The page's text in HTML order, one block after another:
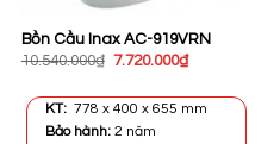
Bồn Cầu Inax AC-919VRN
10.540.000₫ Giá
10.540.000₫.
7.720.000₫Giá
là:
KT: 778 x 400 x 655 mm
Bảo hành:2 năm